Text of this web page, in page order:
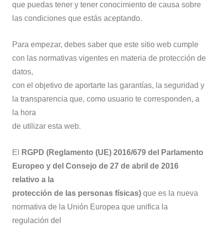
que puedas tener y tener conocimiento de causa sobre
las condiciones que estás aceptando.
Para empezar, debes saber que este sitio web cumple
con las normativas vigentes en materia de protección de
datos,
con el objetivo de aportarte las garantías, la seguridad y
la transparencia que, como usuario te corresponden, a
la hora
de utilizar esta web.
El
RGPD (Reglamento (UE) 2016/679 del Parlamento
Europeo y del Consejo de 27 de abril de 2016
relativo a la
protección de las personas físicas) que es la nueva
normativa de la Unión Europea que unifica la
regulación del